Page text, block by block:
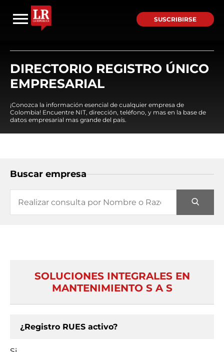
SUSCRIBIRSE
DIRECTORIO REGISTRO ÚNICO
EMPRESARIAL
¡Conozca la información esencial de cualquier empresa de
Colombia! Encuentre NIT, dirección, teléfono, y mas en la base de
datos empresarial mas grande del país.
Buscar empresa
SOLUCIONES INTEGRALES EN
MANTENIMIENTO S A S
¿Registro RUES activo?